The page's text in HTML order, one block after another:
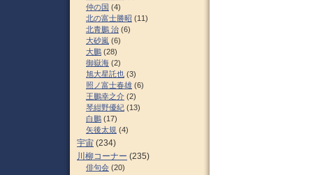
仲の国 (4)
北の富士勝昭 (11)
北青鵬 治 (6)
大砂嵐 (6)
大鵬 (28)
御嶽海 (2)
旭大星託也 (3)
照ノ富士春雄 (6)
王鵬幸之介 (2)
琴紺野優紀 (13)
白鵬 (17)
矢後太規 (4)
宇宙 (234)
川柳コーナー (235)
俳句会 (20)